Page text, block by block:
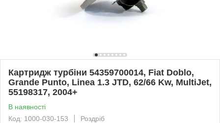
Картридж турбіни 54359700014, Fiat Doblo,
Grande Punto, Linea 1.3 JTD, 62/66 Kw, MultiJet,
55198317, 2004+
В наявності
Код: 1000-030-153
Роздріб